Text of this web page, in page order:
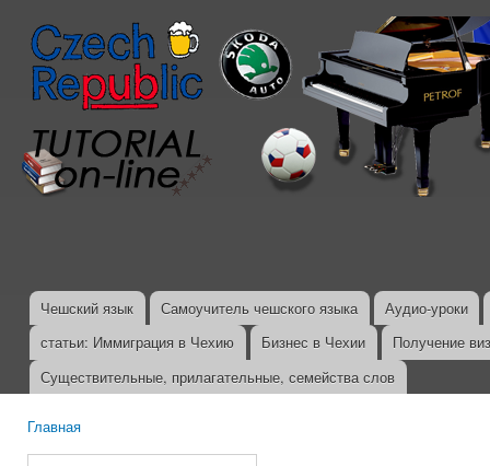
Главное меню
Чешский язык Самоучитель чешского языка
Аудио-уроки
статьи: Иммиграция в Чехию
Бизнес в Чехии
Получение
Существительные, прилагательные, семейства слов
Главная